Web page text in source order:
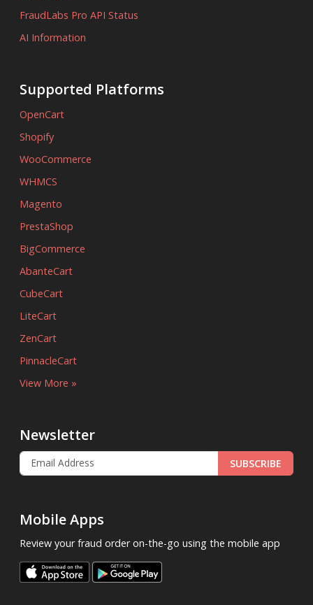
FraudLabs Pro API Status
AI Information
Supported Platforms
OpenCart
Shopify
WooCommerce
WHMCS
Magento
PrestaShop
BigCommerce
AbanteCart
CubeCart
LiteCart
ZenCart
PinnacleCart
View More »
Newsletter
SUBSCRIBE
Mobile Apps
Review your fraud order on-the-go using the mobile app